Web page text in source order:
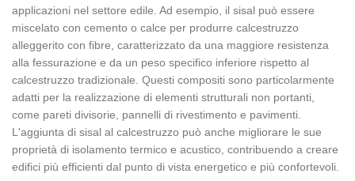
applicazioni nel settore edile. Ad esempio, il sisal può essere
miscelato con cemento o calce per produrre calcestruzzo
alleggerito con fibre, caratterizzato da una maggiore resistenza
alla fessurazione e da un peso specifico inferiore rispetto al
calcestruzzo tradizionale. Questi compositi sono particolarmente
adatti per la realizzazione di elementi strutturali non portanti,
come pareti divisorie, pannelli di rivestimento e pavimenti.
L'aggiunta di sisal al calcestruzzo può anche migliorare le sue
proprietà di isolamento termico e acustico, contribuendo a creare
edifici più efficienti dal punto di vista energetico e più confortevoli.